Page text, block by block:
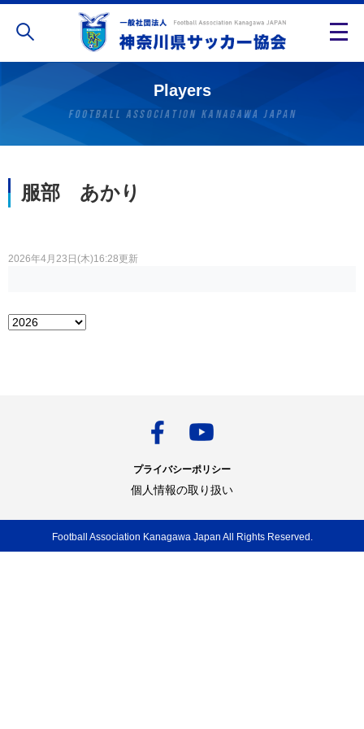
Players
服部 あかり
2026年4月23日(木)16:28更新
プライバシーポリシー
個人情報の取り扱い
Football Association Kanagawa Japan All Rights Reserved.